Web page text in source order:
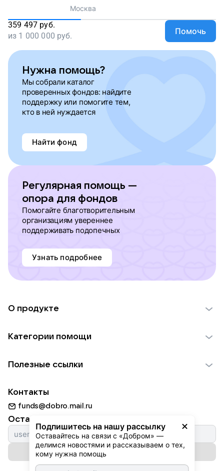
Москва
359 497 руб.
из 1 000 000 руб. Помочь
Нужна помощь?
Мы собрали каталог
проверенных фондов: найдите
поддержку или помогите тем,
кто в ней нуждается
Найти фонд
Регулярная помощь —
опора для фондов
Помогайте благотворительным
организациям увереннее
поддерживать подопечных
Узнать подробнее
Подпишитесь на нашу рассылку
Оставайтесь на связи с «Добром» —
делимся новостями и рассказываем о тех,
кому нужна помощь
О продукте
Использование материалов
Для НКО
Партнерам
Категории помощи
Пожилым
Животным
Природе
Культуре
Фондам
Полезные ссылки
Добрый день
Истории
Автоплатежи
Контакты
funds@dobro.mail.ru
Оставайтесь с нами
Подписаться на рассылку